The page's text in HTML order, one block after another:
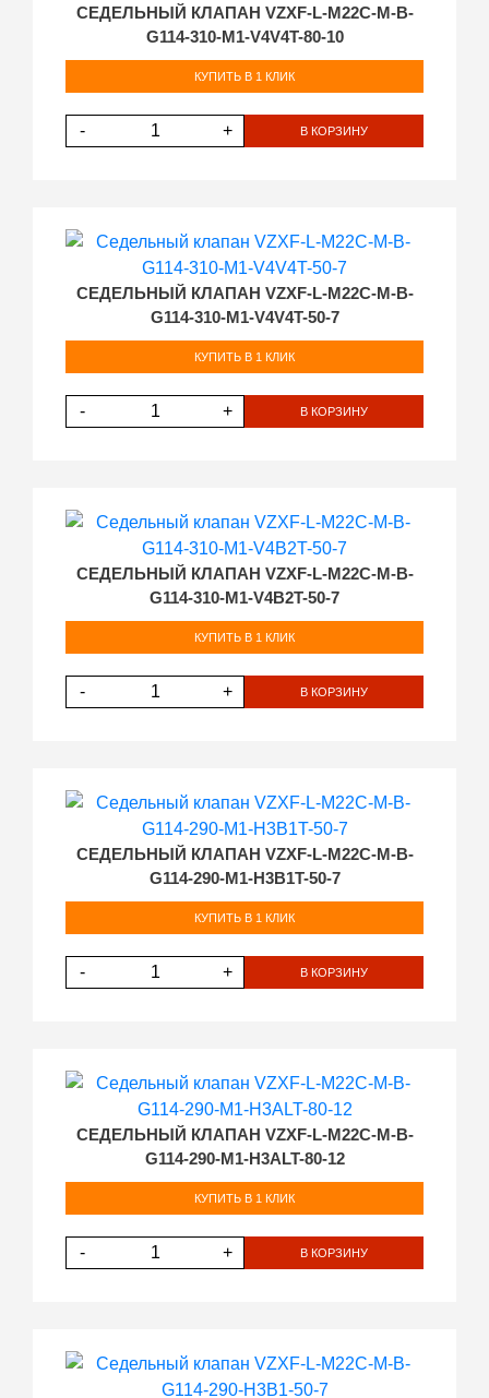
СЕДЕЛЬНЫЙ КЛАПАН VZXF-L-M22C-M-B-
G114-310-M1-V4V4T-80-10
КУПИТЬ В 1 КЛИК
- + В КОРЗИНУ
СЕДЕЛЬНЫЙ КЛАПАН VZXF-L-M22C-M-B-
G114-310-M1-V4V4T-50-7
КУПИТЬ В 1 КЛИК
- + В КОРЗИНУ
СЕДЕЛЬНЫЙ КЛАПАН VZXF-L-M22C-M-B-
G114-310-M1-V4B2T-50-7
КУПИТЬ В 1 КЛИК
- + В КОРЗИНУ
СЕДЕЛЬНЫЙ КЛАПАН VZXF-L-M22C-M-B-
G114-290-M1-H3B1T-50-7
КУПИТЬ В 1 КЛИК
- + В КОРЗИНУ
СЕДЕЛЬНЫЙ КЛАПАН VZXF-L-M22C-M-B-
G114-290-M1-H3ALT-80-12
КУПИТЬ В 1 КЛИК
- + В КОРЗИНУ